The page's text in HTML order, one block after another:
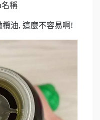
名稱
油, 這麼不容易啊!